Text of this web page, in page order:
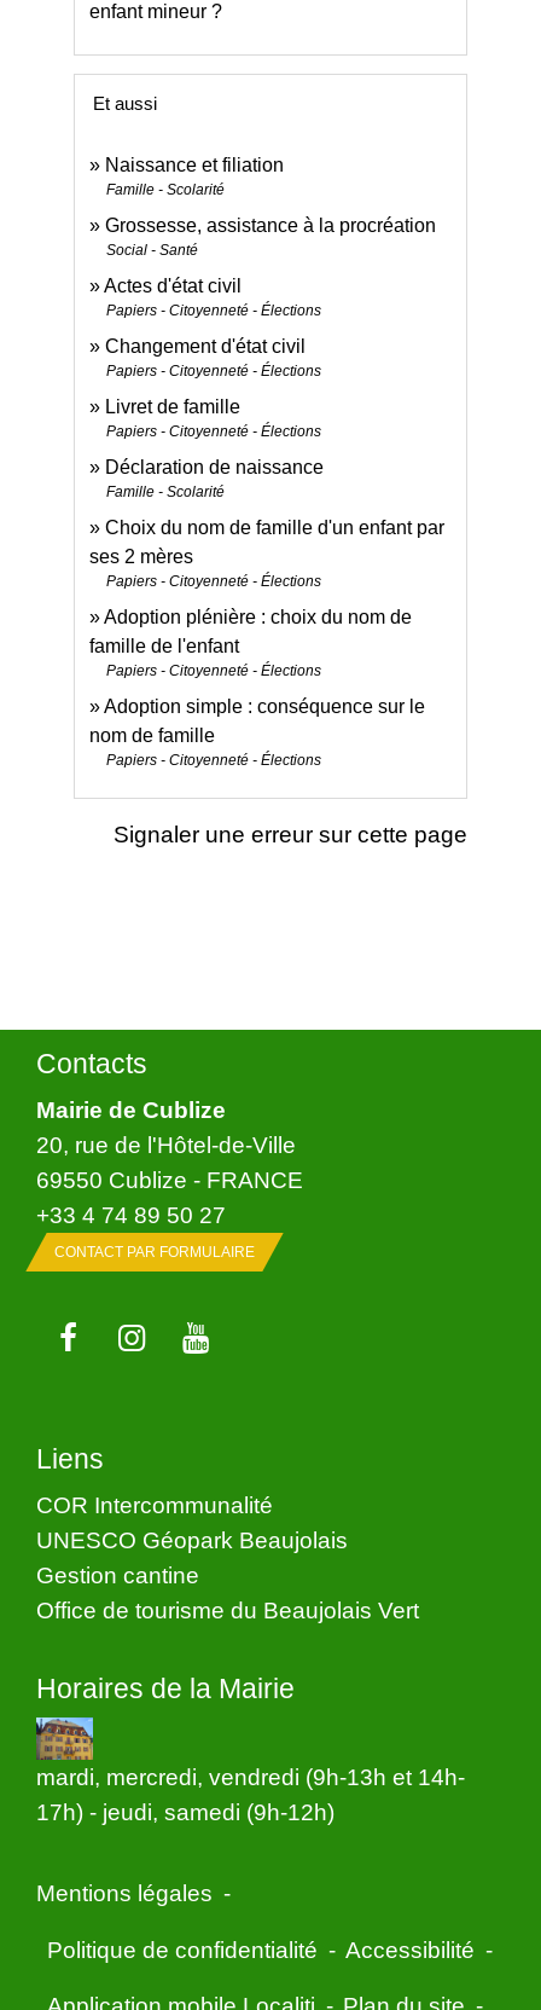
enfant mineur ?
Et aussi
Naissance et filiation
Famille - Scolarité
Grossesse, assistance à la procréation
Social - Santé
Actes d'état civil
Papiers - Citoyenneté - Élections
Changement d'état civil
Papiers - Citoyenneté - Élections
Livret de famille
Papiers - Citoyenneté - Élections
Déclaration de naissance
Famille - Scolarité
Choix du nom de famille d'un enfant par
ses 2 mères
Papiers - Citoyenneté - Élections
Adoption plénière : choix du nom de
famille de l'enfant
Papiers - Citoyenneté - Élections
Adoption simple : conséquence sur le
nom de famille
Papiers - Citoyenneté - Élections
Signaler une erreur sur cette page
Contacts
Mairie de Cublize
20, rue de l'Hôtel-de-Ville
69550 Cublize - FRANCE
+33 4 74 89 50 27
CONTACT PAR FORMULAIRE
Liens
COR Intercommunalité
UNESCO Géopark Beaujolais
Gestion cantine
Office de tourisme du Beaujolais Vert
Horaires de la Mairie
mardi, mercredi, vendredi (9h-13h et 14h-
17h) - jeudi, samedi (9h-12h)
Mentions légales -
Politique de confidentialité - Accessibilité -